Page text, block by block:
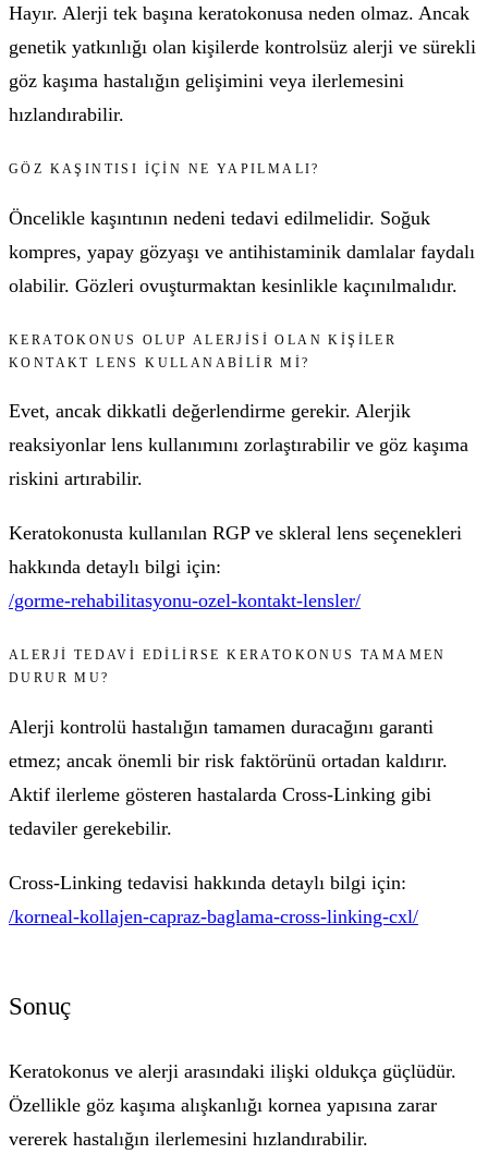
Hayır. Alerji tek başına keratokonusa neden olmaz. Ancak
genetik yatkınlığı olan kişilerde kontrolsüz alerji ve sürekli
göz kaşıma hastalığın gelişimini veya ilerlemesini
hızlandırabilir.
GÖZ KAŞINTISI IÇIN NE YAPILMALI?
Öncelikle kaşıntının nedeni tedavi edilmelidir. Soğuk
kompres, yapay gözyaşı ve antihistaminik damlalar faydalı
olabilir. Gözleri ovuşturmaktan kesinlikle kaçınılmalıdır.
KERATOKONUS OLUP ALERJISI OLAN KIŞILER
KONTAKT LENS KULLANABILIR MI?
Evet, ancak dikkatli değerlendirme gerekir. Alerjik
reaksiyonlar lens kullanımını zorlaştırabilir ve göz kaşıma
riskini artırabilir.
Keratokonusta kullanılan RGP ve skleral lens seçenekleri
hakkında detaylı bilgi için:
/gorme-rehabilitasyonu-ozel-kontakt-lensler/
ALERJI TEDAVI EDILIRSE KERATOKONUS TAMAMEN
DURUR MU?
Alerji kontrolü hastalığın tamamen duracağını garanti
etmez; ancak önemli bir risk faktörünü ortadan kaldırır.
Aktif ilerleme gösteren hastalarda Cross-Linking gibi
tedaviler gerekebilir.
Cross-Linking tedavisi hakkında detaylı bilgi için:
/korneal-kollajen-capraz-baglama-cross-linking-cxl/
Sonuç
Keratokonus ve alerji arasındaki ilişki oldukça güçlüdür.
Özellikle göz kaşıma alışkanlığı kornea yapısına zarar
vererek hastalığın ilerlemesini hızlandırabilir.